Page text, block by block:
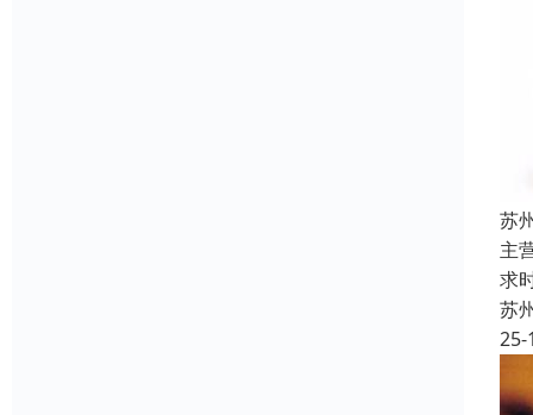
苏
主
求
苏
25-